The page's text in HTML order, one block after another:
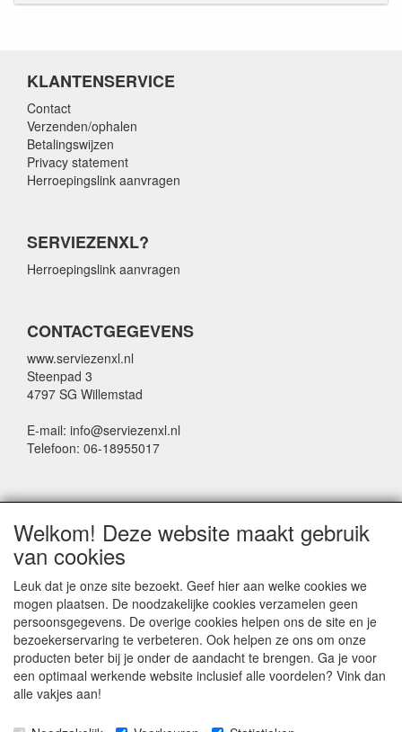
KLANTENSERVICE
Contact
Verzenden/ophalen
Betalingswijzen
Privacy statement
Herroepingslink aanvragen
SERVIEZENXL?
Herroepingslink aanvragen
CONTACTGEGEVENS
www.serviezenxl.nl
Steenpad 3
4797 SG Willemstad
E-mail: info@serviezenxl.nl
Telefoon: 06-18955017
Voornaam
Achternaam
E-mail
Welkom! Deze website maakt gebruik
van cookies
Leuk dat je onze site bezoekt. Geef hier aan welke cookies we
mogen plaatsen. De noodzakelijke cookies verzamelen geen
persoonsgegevens. De overige cookies helpen ons de site en je
bezoekerservaring te verbeteren. Ook helpen ze ons om onze
producten beter bij je onder de aandacht te brengen. Ga je voor
een optimaal werkende website inclusief alle voordelen? Vink dan
alle vakjes aan!